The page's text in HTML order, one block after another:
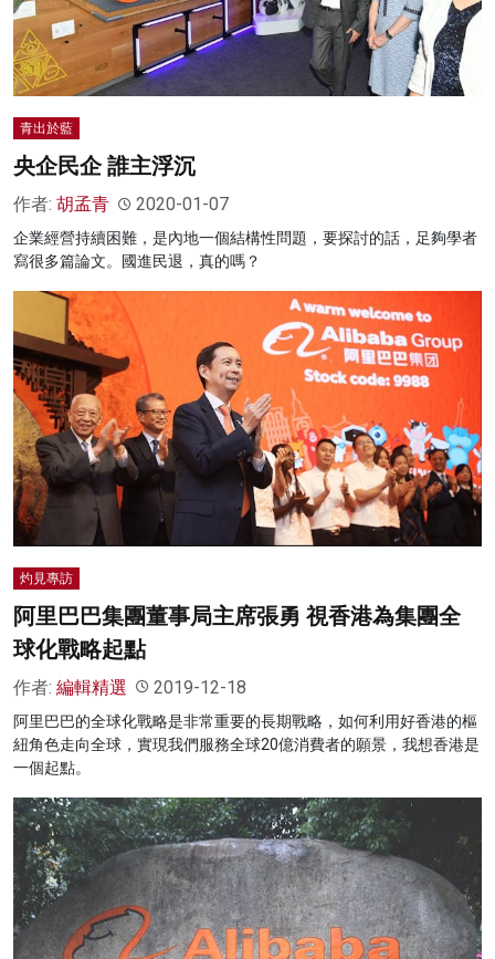
青出於藍
央企民企 誰主浮沉
作者: 胡孟青 2020-01-07
企業經營持續困難，是內地一個結構性問題，要探討的話，足夠學者
寫很多篇論文。國進民退，真的嗎？
灼見專訪
阿里巴巴集團董事局主席張勇 視香港為集團全
球化戰略起點
作者: 編輯精選 2019-12-18
阿里巴巴的全球化戰略是非常重要的長期戰略，如何利用好香港的樞
紐角色走向全球，實現我們服務全球20億消費者的願景，我想香港是
一個起點。